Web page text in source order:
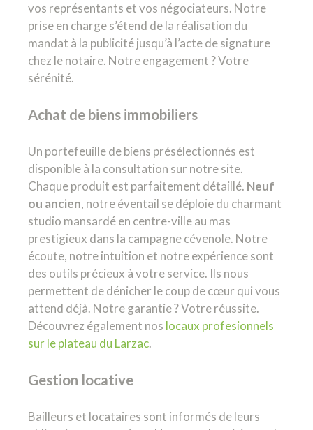
vos représentants et vos négociateurs. Notre
prise en charge s’étend de la réalisation du
mandat à la publicité jusqu’à l’acte de signature
chez le notaire. Notre engagement ? Votre
sérénité.
Achat de biens immobiliers
Un portefeuille de biens présélectionnés est
disponible à la consultation sur notre site.
Chaque produit est parfaitement détaillé. Neuf
ou ancien, notre éventail se déploie du charmant
studio mansardé en centre-ville au mas
prestigieux dans la campagne cévenole. Notre
écoute, notre intuition et notre expérience sont
des outils précieux à votre service. Ils nous
permettent de dénicher le coup de cœur qui vous
attend déjà. Notre garantie ? Votre réussite.
Découvrez également nos locaux profesionnels
sur le plateau du Larzac.
Gestion locative
Bailleurs et locataires sont informés de leurs